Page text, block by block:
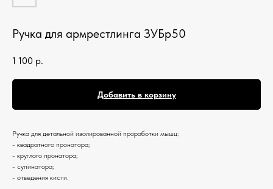
Ручка для армрестлинга ЗУБр50
1 100 р.
Добавить в корзину
Ручка для детальной изолированной проработки мышц:
- квадратного пронатора;
- круглого пронатора;
- супинатора;
- отведения кисти.